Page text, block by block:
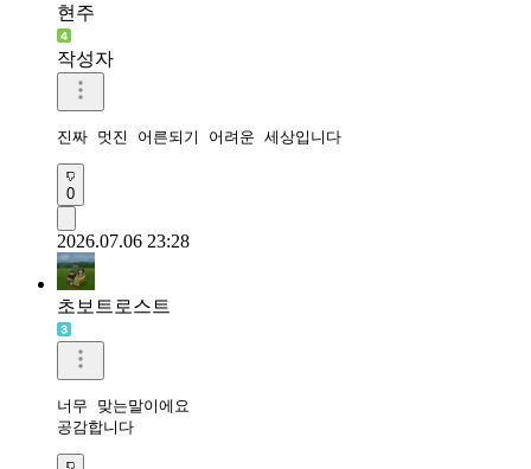
현주
작성자
진짜 멋진 어른되기 어려운 세상입니다
0
2026.07.06 23:28
초보트로스트
너무 맞는말이에요
공감합니다